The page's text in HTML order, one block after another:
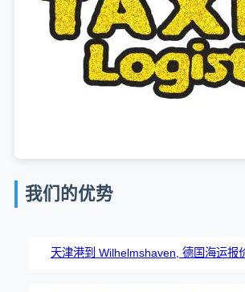
我们的优势
天津港到 Wilhelmshaven, 德国海运报